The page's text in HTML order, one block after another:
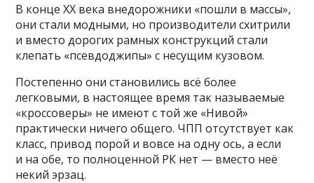
В конце ХХ века внедорожники «пошли в массы»,
они стали модными, но производители схитрили
и вместо дорогих рамных конструкций стали
клепать «псевдоджипы» с несущим кузовом.
Постепенно они становились всё более
легковыми, в настоящее время так называемые
«кроссоверы» не имеют с той же «Нивой»
практически ничего общего. ЧПП отсутствует как
класс, привод порой и вовсе на одну ось, а если
и на обе, то полноценной РК нет — вместо неё
некий эрзац.